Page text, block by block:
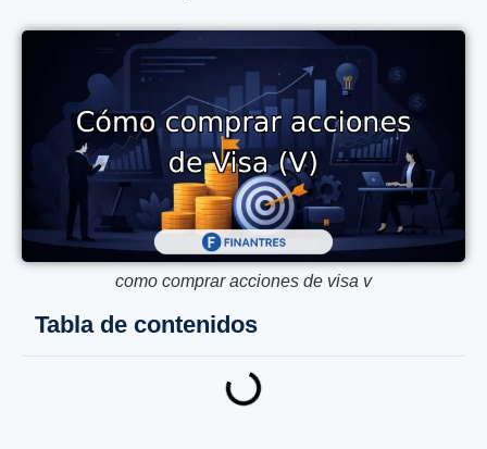
como comprar acciones de visa v
Tabla de contenidos